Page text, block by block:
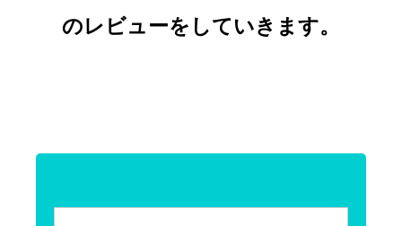
のレビューをしていきます。